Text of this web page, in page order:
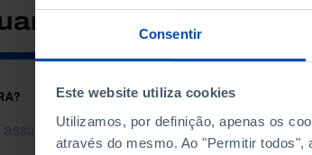
Consentir
Este website utiliza cookies
Utilizamos, por definição, apenas os
através do mesmo. Ao "Permitir
a pesquisar